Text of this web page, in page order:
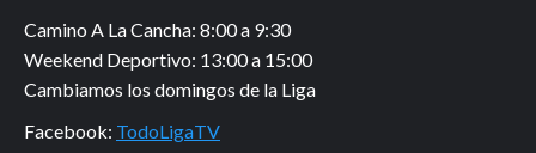
Camino A La Cancha: 8:00 a 9:30
Weekend Deportivo: 13:00 a 15:00
Cambiamos los domingos de la Liga
Facebook: TodoLigaTV